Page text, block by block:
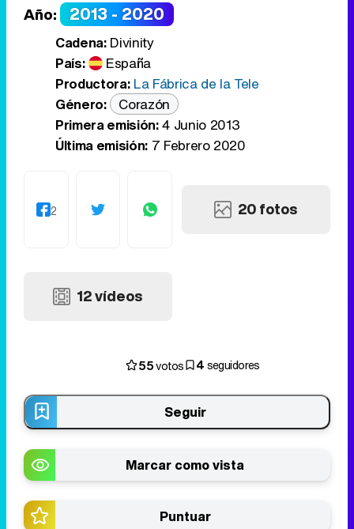
Año: 2013 - 2020
Cadena:Divinity
País:
España
Productora: La Fábrica de la Tele
Género:
Corazón
Primera emisión:4 Junio 2013
Última emisión:7 Febrero 2020
2 20 fotos
12 vídeos
55votos 4seguidores
Seguir
Marcar como vista
Puntuar